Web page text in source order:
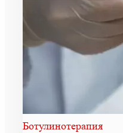
Ботулинотерапия